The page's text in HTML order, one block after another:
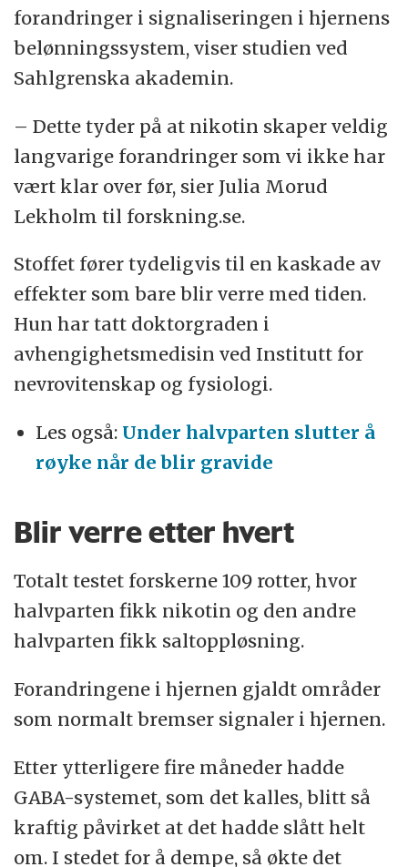
forandringer i signaliseringen i hjernens
belønningssystem, viser studien ved
Sahlgrenska akademin.
– Dette tyder på at nikotin skaper veldig
langvarige forandringer som vi ikke har
vært klar over før, sier Julia Morud
Lekholm til forskning.se.
Stoffet fører tydeligvis til en kaskade av
effekter som bare blir verre med tiden.
Hun har tatt doktorgraden i
avhengighetsmedisin ved Institutt for
nevrovitenskap og fysiologi.
Les også: Under halvparten slutter å
røyke når de blir gravide
Blir verre etter hvert
Totalt testet forskerne 109 rotter, hvor
halvparten fikk nikotin og den andre
halvparten fikk saltoppløsning.
Forandringene i hjernen gjaldt områder
som normalt bremser signaler i hjernen.
Etter ytterligere fire måneder hadde
GABA-systemet, som det kalles, blitt så
kraftig påvirket at det hadde slått helt
om. I stedet for å dempe, så økte det